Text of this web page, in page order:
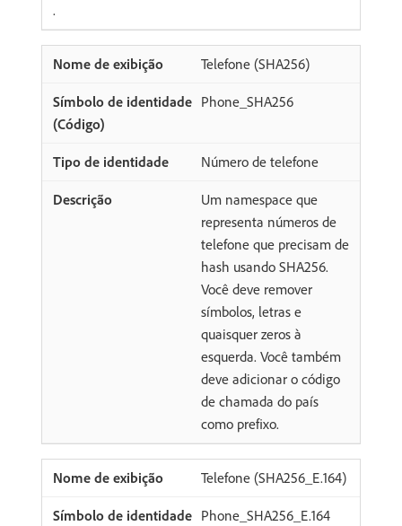
.
Telefone (SHA256)
Phone_SHA256
Número de telefone
Um namespace que
representa números de
telefone que precisam de
hash usando SHA256.
Você deve remover
símbolos, letras e
quaisquer zeros à
esquerda. Você também
deve adicionar o código
de chamada do país
como prefixo.
Telefone (SHA256_E.164)
Phone_SHA256_E.164